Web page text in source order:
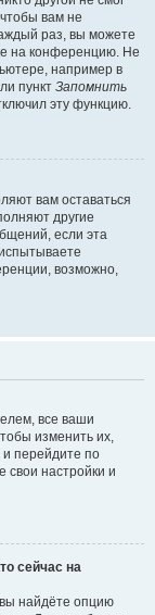
вам не
раз, вы можете
на конференцию. Не
например в
пункт Запомнить
эту функцию.
вам оставаться
другие
если эта
возможно,
все ваши
изменить их,
перейдите по
свои настройки и
сейчас на
найдёте опцию